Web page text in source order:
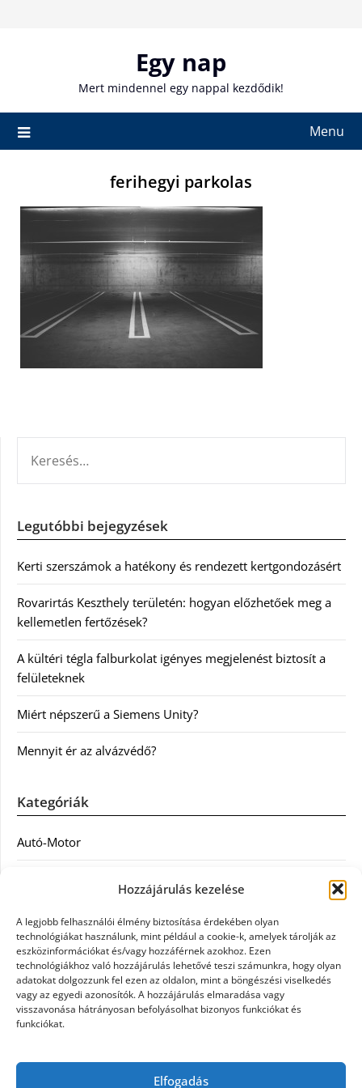
Hozzájárulás kezelése
A legjobb felhasználói élmény biztosítása érdekében olyan
technológiákat használunk, mint például a cookie-k, amelyek tárolják az
eszközinformációkat és/vagy hozzáférnek azokhoz. Ezen
technológiákhoz való hozzájárulás lehetővé teszi számunkra, hogy olyan
adatokat dolgozzunk fel ezen az oldalon, mint a böngészési viselkedés
vagy az egyedi azonosítók. A hozzájárulás elmaradása vagy
visszavonása hátrányosan befolyásolhat bizonyos funkciókat és
funkciókat.
Elfogadás
Egy nap
Mert mindennel egy nappal kezdődik!
Menu
ferihegyi parkolas
Legutóbbi bejegyzések
Kerti szerszámok a hatékony és rendezett kertgondozásért
Rovarirtás Keszthely területén: hogyan előzhetőek meg a
kellemetlen fertőzések?
A kültéri tégla falburkolat igényes megjelenést biztosít a
felületeknek
Miért népszerű a Siemens Unity?
Mennyit ér az alvázvédő?
Kategóriák
Autó-Motor
Egészség
Egyéb
Étel
Szolgáltatás
Vásárlás